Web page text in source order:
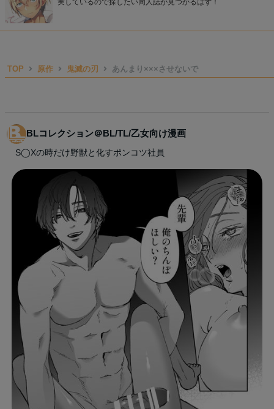
実しているので探したい同人誌が見つかるはず！
TOP 原作 鬼滅の刃 あんまり×××させないで
BLコレクション＠BL/TL/乙女向け漫画
S◯Xの時だけ野獣と化すポンコツ社員